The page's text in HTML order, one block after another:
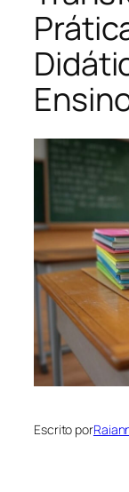
Escrito por